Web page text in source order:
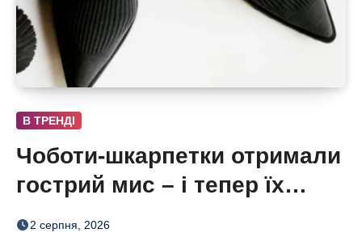
В ТРЕНДІ
Чоботи-шкарпетки отримали
гострий мис – і тепер їх
хочеться роздивлятися
2 серпня, 2026